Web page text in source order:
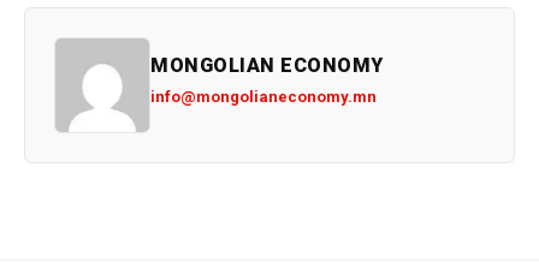
MONGOLIAN ECONOMY
info@mongolianeconomy.mn